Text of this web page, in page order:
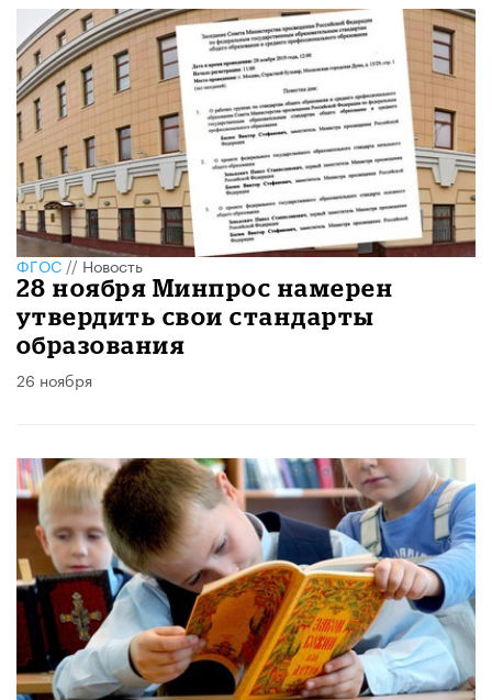
ФГОС//Новость
28 ноября Минпрос намерен
утвердить свои стандарты
образования
26 ноября